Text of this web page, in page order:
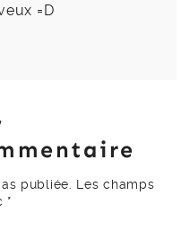
=D
publiée.
Les champs
*